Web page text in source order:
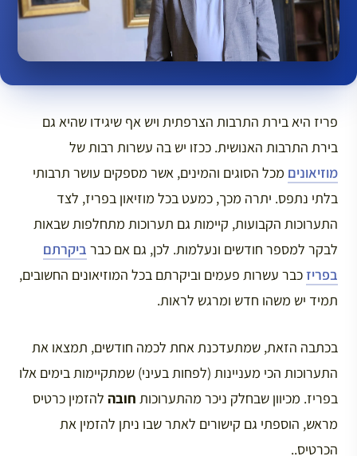
פריז היא בירת התרבות הצרפתית ויש אף שיגידו שהיא גם
בירת התרבות האנושית. ככזו יש בה עשרות רבות של
מוזיאונים מכל הסוגים והמינים, אשר מספקים עושר תרבותי
בלתי נתפס. יתרה מכך, כמעט בכל מוזיאון בפריז, לצד
התערוכות הקבועות, קיימות גם תערוכות מתחלפות שבאות
לבקר למספר חודשים ונעלמות. לכן, גם אם כבר ביקרתם
בפריזכבר עשרות פעמים וביקרתם בכל המוזיאונים החשובים,
תמיד יש משהו חדש ומרגש לראות.
בכתבה הזאת, שמתעדכנת אחת לכמה חודשים, תמצאו את
התערוכות הכי מעניינות (לפחות בעיני) שמתקיימות בימים אלו
בפריז. מכיוון שבחלק ניכר מהתערוכות חובה להזמין כרטיס
מראש, הוספתי גם קישורים לאתר שבו ניתן להזמין את
הכרטיס..